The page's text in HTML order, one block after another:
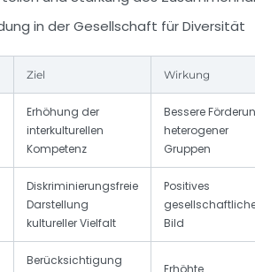
in der Gesellschaft für Diversität
Ziel Wirkung
Erhöhung der
interkulturellen
Kompetenz
Bessere
heterogener
Gruppen
Diskriminierungsfreie
Darstellung
kultureller Vielfalt
Positives
Bild
Berücksichtigung